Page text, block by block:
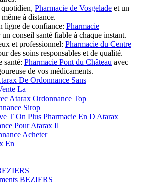
Pharmacie de Vosgelade et un
à distance.
ligne de confiance: Pharmacie
conseil santé fiable à chaque instant.
et professionnel: Pharmacie du Centre
des soins responsables et de qualité.
santé: Pharmacie Pont du Château avec
de vos médicaments.
De Ordonnance Sans
La
Atarax Ordonnance Top
Sirop
T On Plus Pharmacie En D Atarax
Pour Atarax Il
Acheter
En
BEZIERS